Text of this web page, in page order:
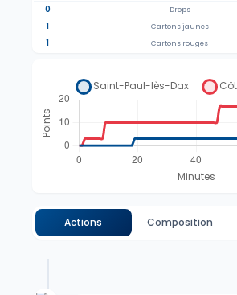
0
Drops
1
Cartons jaunes
1
Cartons rouges
Actions Composition